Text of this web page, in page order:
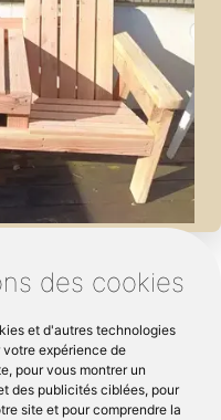
des cookies
et d'autres technologies
expérience de
pour vous montrer un
des publicités ciblées, pour
site et pour comprendre la